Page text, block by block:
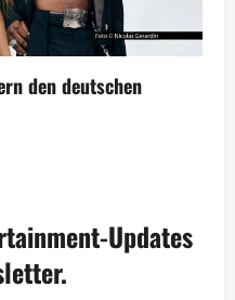
den deutschen
Updates